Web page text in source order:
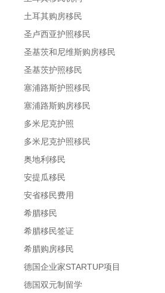
土耳其购房移民
圣卢西亚护照移民
圣基茨和尼维斯购房移民
圣基茨护照移民
塞浦路斯护照移民
塞浦路斯购房移民
多米尼克护照
多米尼克护照移民
奥地利移民
安提瓜移民
安省移民费用
希腊移民
希腊移民签证
希腊购房移民
德国企业家STARTUP项目
德国双元制留学